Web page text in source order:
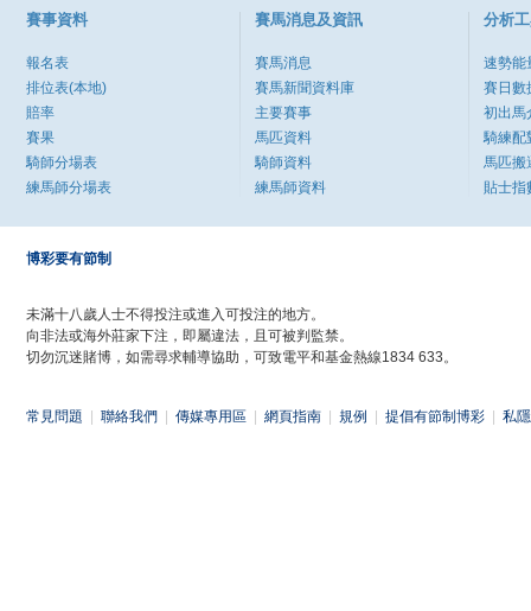
賽事資料
報名表
排位表(本地)
賠率
賽果
騎師分場表
練馬師分場表
賽馬消息及資訊
賽馬消息
賽馬新聞資料庫
主要賽事
馬匹資料
騎師資料
練馬師資料
分析
速勢能
賽日數
初出馬
騎練配
馬匹搬
貼士指
博彩要有節制
未滿十八歲人士不得投注或進入可投注的地方。
向非法或海外莊家下注，即屬違法，且可被判監禁。
切勿沉迷賭博，如需尋求輔導協助，可致電平和基金熱線1834 633。
常見問題 聯絡我們 傳媒專用區 網頁指南 規例 提倡有節制博彩 私